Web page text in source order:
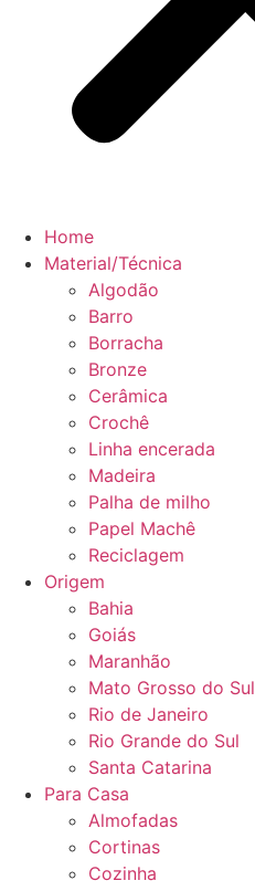
Home
Material/Técnica
Algodão
Barro
Borracha
Bronze
Cerâmica
Crochê
Linha encerada
Madeira
Palha de milho
Papel Machê
Reciclagem
Origem
Bahia
Goiás
Maranhão
Mato Grosso do Sul
Rio de Janeiro
Rio Grande do Sul
Santa Catarina
Para Casa
Almofadas
Cortinas
Cozinha